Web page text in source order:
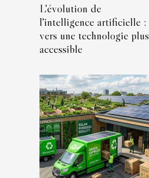
L'évolution de
l'intelligence artificielle :
vers une technologie plus
accessible